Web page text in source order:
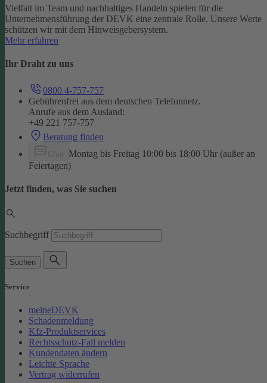
Vielfalt im Team und nachhaltiges Handeln spielen für die
Unternehmensführung der DEVK eine zentrale Rolle. Unsere Werte
schützen wir mit dem Hinweisgebersystem.
Mehr erfahren
Ihr Draht zu uns
0800 4-757-757
Gebührenfrei aus dem deutschen Telefonnetz.
Anrufe aus dem Ausland:
+49 221 757-757
Beratung finden
Montag bis Freitag 10:00 bis 18:00 Uhr (außer an
Feiertagen)
Jetzt finden, was Sie suchen
Suchbegriff
Suchen
Service
meineDEVK
Schadenmeldung
Kfz-Produktservices
Rechtsschutz-Fall melden
Kundendaten ändern
Leichte Sprache
Vertrag widerrufen